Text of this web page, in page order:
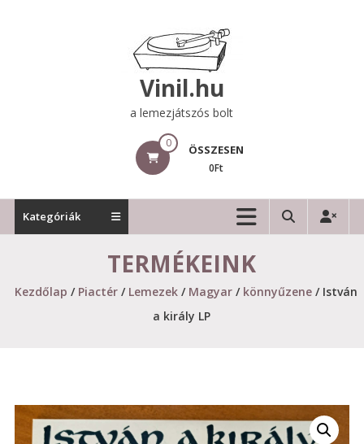
Vinil.hu
a lemezjátszós bolt
0 ÖSSZESEN
0Ft
Kategóriák
TERMÉKEINK
Kezdőlap / Piactér/ Lemezek/ Magyar/ könnyűzene/ István
a király LP